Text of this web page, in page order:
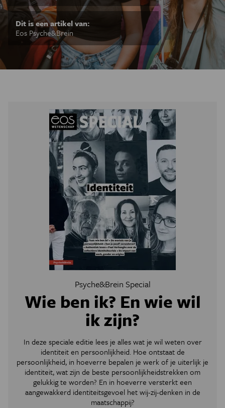
Dit is een artikel van:
Eos Psyche&Brein
Psyche&Brein Special
Wie ben ik? En wie wil
ik zijn?
In deze speciale editie lees je alles wat je wil weten over
identiteit en persoonlijkheid. Hoe ontstaat de
persoonlijkheid, in hoeverre bepalen je werk of je uiterlijk je
identiteit, wat zijn de beste persoonlijkheidstrekken om
gelukkig te worden? En in hoeverre versterkt een
aangewakkerd identiteitsgevoel het wij-zij-denken in de
maatschappij?